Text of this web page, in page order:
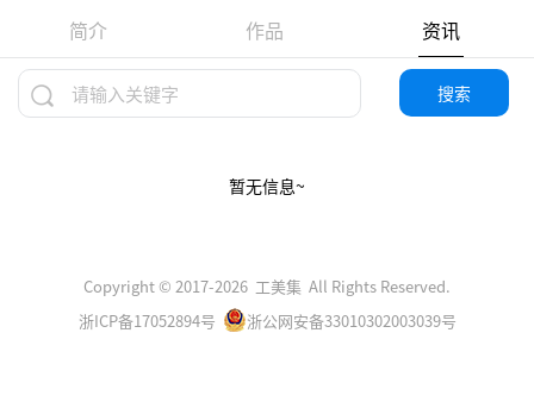
简介 作品 资讯
搜索
暂无信息~
Copyright © 2017-2026 工美集 All Rights Reserved.
浙ICP备17052894号
浙公网安备33010302003039号